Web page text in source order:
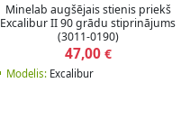
Minelab augšējais stienis priekš
Excalibur II 90 grādu stiprinājums
(3011-0190)
47,00€
Modelis: Excalibur